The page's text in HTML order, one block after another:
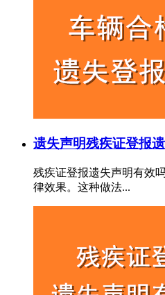
遗失声明残疾证登报
残疾证登报遗失声明有效
律效果。这种做法...